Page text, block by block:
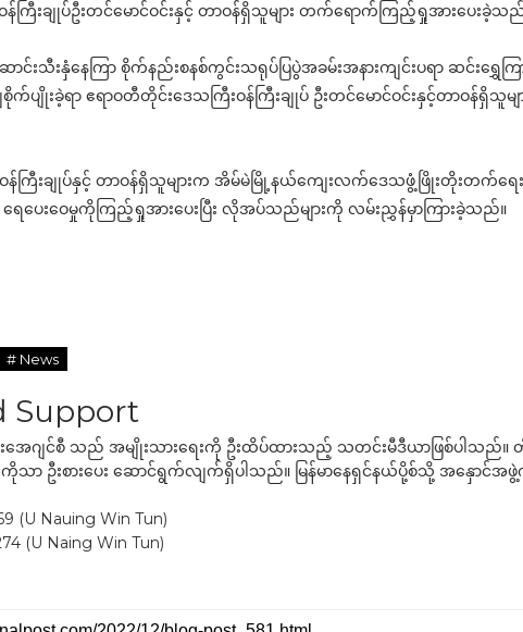
ကြီးချုပ်ဦးတင်မောင်ဝင်းနှင့် တာဝန်ရှိသူများ တက်ရောက်ကြည့်ရှုအားပေးခဲ့သ
ောင်းသီးနှံနေကြာ စိုက်နည်းစနစ်ကွင်းသရုပ်ပြပွဲအခမ်းအနားကျင်းပရာ ဆင်းရွှေကြ
က်ပျိုးခဲ့ရာ ဧရာဝတီတိုင်းဒေသကြီးဝန်ကြီးချုပ် ဦးတင်မောင်ဝင်းနှင့်တာဝန်ရှိသူမ
ကြီးချုပ်နှင့် တာဝန်ရှိသူများက အိမ်မဲမြို့နယ်ကျေးလက်ဒေသဖွံ့ဖြိုးတိုးတက်ရေး
ပေးဝေမှုကိုကြည့်ရှုအားပေးပြီး လိုအပ်သည်များကို လမ်းညွှန်မှာကြားခဲ့သည်။
# News
Support
အေဂျင်စီ သည် အမျိုးသားရေးကို ဦးထိပ်ထားသည့် သတင်းမီဒီယာဖြစ်ပါသည်။ တို
ကိုသာ ဦးစားပေး ဆောင်ရွက်လျက်ရှိပါသည်။ မြန်မာနေရှင်နယ်ပို့စ်သို့ အနှောင်အ
(U Nauing Win Tun)
(U Naing Win Tun)